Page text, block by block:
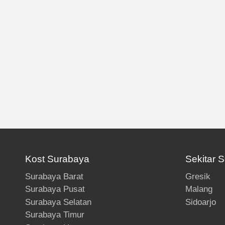
Kost Surabaya
Surabaya Barat
Surabaya Pusat
Surabaya Selatan
Surabaya Timur
Sekitar
Gresik
Malang
Sidoarjo